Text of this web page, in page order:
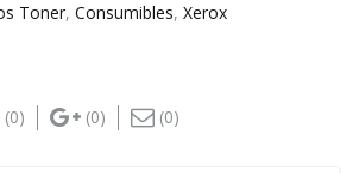
Toner, Consumibles, Xerox
(0) (0) (0)